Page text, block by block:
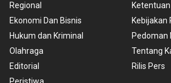
Regional
Ekonomi Dan Bisnis
Hukum dan Kriminal
Olahraga
Editorial
Kebijakan
Pedoman
Tentang
Rilis Pers